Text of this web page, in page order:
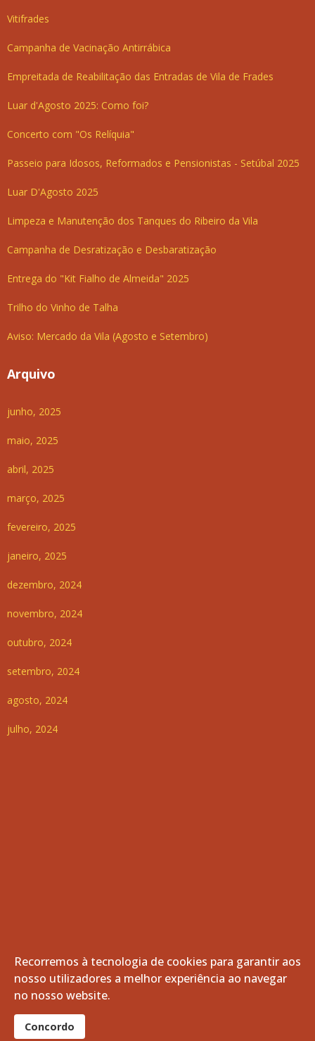
Vitifrades
Campanha de Vacinação Antirrábica
Empreitada de Reabilitação das Entradas de Vila de Frades
Luar d'Agosto 2025: Como foi?
Concerto com "Os Relíquia"
Passeio para Idosos, Reformados e Pensionistas - Setúbal 2025
Luar D'Agosto 2025
Limpeza e Manutenção dos Tanques do Ribeiro da Vila
Campanha de Desratização e Desbaratização
Entrega do "Kit Fialho de Almeida" 2025
Trilho do Vinho de Talha
Aviso: Mercado da Vila (Agosto e Setembro)
Arquivo
junho, 2025
maio, 2025
abril, 2025
março, 2025
fevereiro, 2025
janeiro, 2025
dezembro, 2024
novembro, 2024
outubro, 2024
setembro, 2024
agosto, 2024
julho, 2024
© 2026 Freguesia de Vila de Frades. Todos os direitos
reservados.
Recorremos à tecnologia de cookies para garantir aos
nosso utilizadores a melhor experiência ao navegar
no nosso website.
Concordo